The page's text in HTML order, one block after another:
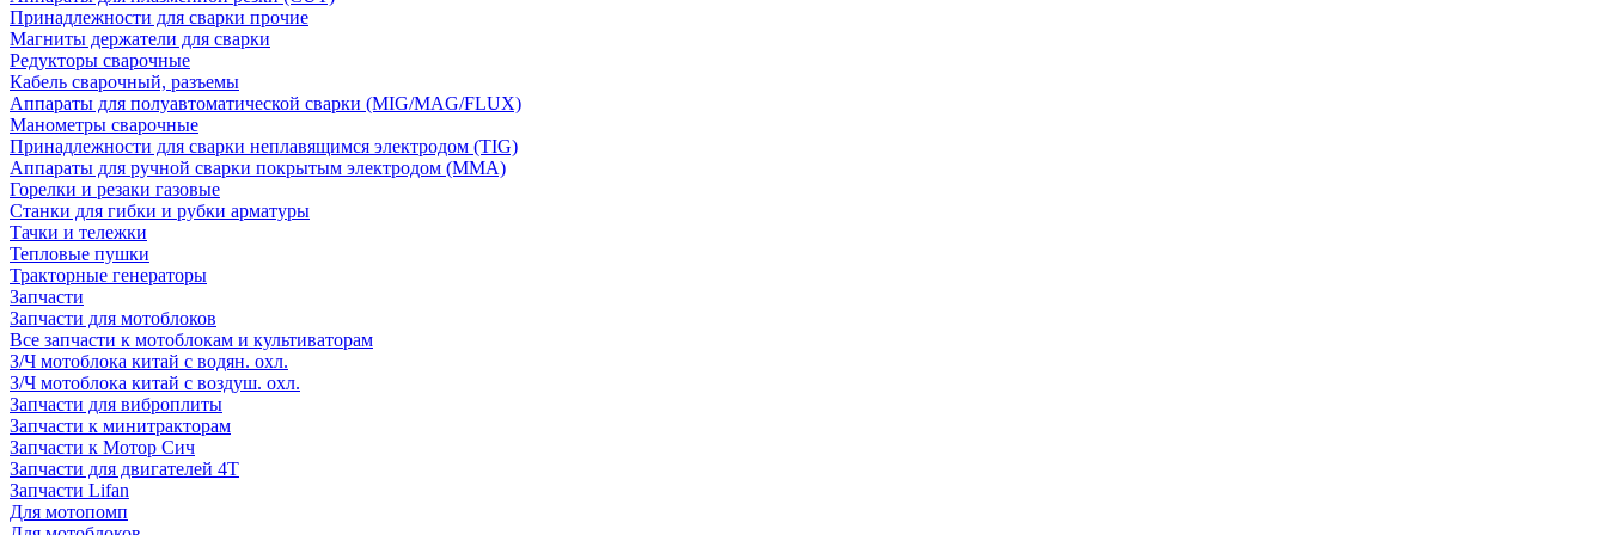
Принадлежности для сварки прочие
Магниты держатели для сварки
Редукторы сварочные
Кабель сварочный, разъемы
Аппараты для полуавтоматической сварки (MIG/MAG/FLUX)
Манометры сварочные
Принадлежности для сварки неплавящимся электродом (TIG)
Аппараты для ручной сварки покрытым электродом (MMA)
Горелки и резаки газовые
Станки для гибки и рубки арматуры
Тачки и тележки
Тепловые пушки
Тракторные генераторы
Запчасти
Запчасти для мотоблоков
Все запчасти к мотоблокам и культиваторам
З/Ч мотоблока китай с водян. охл.
З/Ч мотоблока китай с воздуш. охл.
Запчасти для виброплиты
Запчасти к минитракторам
Запчасти к Мотор Сич
Запчасти для двигателей 4Т
Запчасти Lifan
Для мотопомп